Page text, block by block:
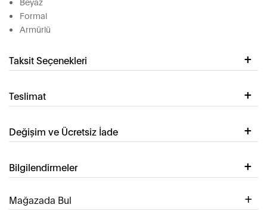
Formal
Armürlü
Taksit Seçenekleri
Teslimat
Değişim ve Ücretsiz İade
Bilgilendirmeler
Mağazada Bul